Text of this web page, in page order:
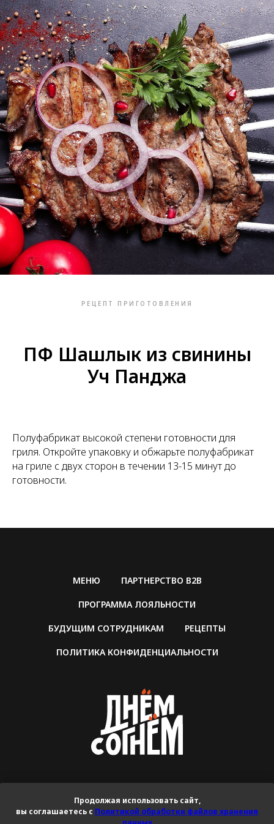
РЕЦЕПТ ПРИГОТОВЛЕНИЯ
ПФ Шашлык из свинины
Уч Панджа
Полуфабрикат высокой степени готовности для
гриля. Откройте упаковку и обжарьте полуфабрикат
на гриле с двух сторон в течении 13-15 минут до
готовности.
МЕНЮ ПАРТНЕРСТВО B2B
ПРОГРАММА ЛОЯЛЬНОСТИ
БУДУЩИМ СОТРУДНИКАМ РЕЦЕПТЫ
ПОЛИТИКА КОНФИДЕНЦИАЛЬНОСТИ
ООО «РАШЭН ТРАДИШН»
ОГРН 1202200024432
Доставка:
Продолжая использовать сайт,
вы соглашаетесь с Политикой обработки файлов хранения